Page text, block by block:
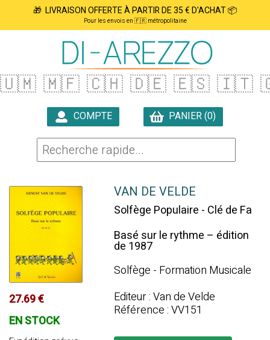
🎁 LIVRAISON OFFERTE À PARTIR DE 35 € D'ACHAT 📦
Pour les envois en 🇫🇷 métropolitaine
🇺🇲 🇲🇫 🇨🇭 🇩🇪 🇪🇸 🇮🇹
COMPTE
PANIER (0)
27.69 €
EN STOCK
VAN DE VELDE
Solfège Populaire - Clé de Fa
Basé sur le rythme – édition
de 1987
Solfège - Formation Musicale
Editeur : Van de Velde
Référence : VV151